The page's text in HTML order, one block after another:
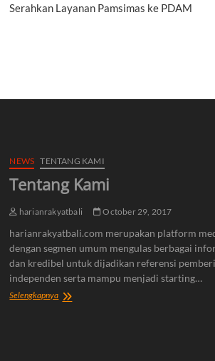
Serahkan Layanan Pamsimas ke PDAM
NEWS TENTANG KAMI
Tentang Kami
harianrakyatbali October 29, 2017
harianrakyatbali.com merupakan platform
dengan segmen umum mengulas berbagai
dan kredibel untuk dijadikan referensi
independen serta mampu menjadi starting…
SelengkapnyaTentang